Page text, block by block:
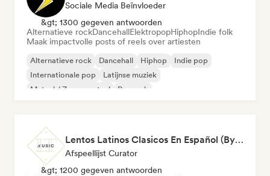
Sociale Media Beïnvloeder
&gt; 1300 gegeven antwoorden
Alternatieve rockDancehallElektropopHiphopIndie folk
Maak impactvolle posts of reels over artiesten
Alternatieve rock Dancehall Hiphop
Indie pop
Internationale pop
Latijnse muziek
Metaal / Zwaar metaal
Poprock
Lentos Latinos Clasicos En Español (By LTMusic)
Afspeellijst Curator
&gt; 1200 gegeven antwoorden